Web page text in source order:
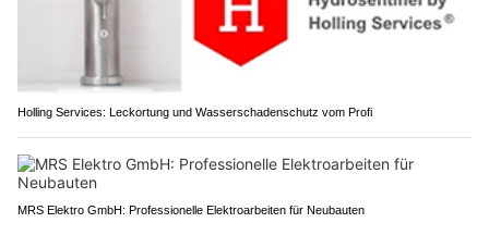
Holling Services: Leckortung und Wasserschadenschutz vom Profi
MRS Elektro GmbH: Professionelle Elektroarbeiten für Neubauten